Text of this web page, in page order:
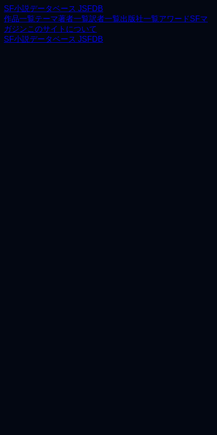
SF小説データベース JSFDB
作品一覧テーマ著者一覧訳者一覧出版社一覧アワードSFマ
ガジンこのサイトについて
SF小説データベース JSFDB